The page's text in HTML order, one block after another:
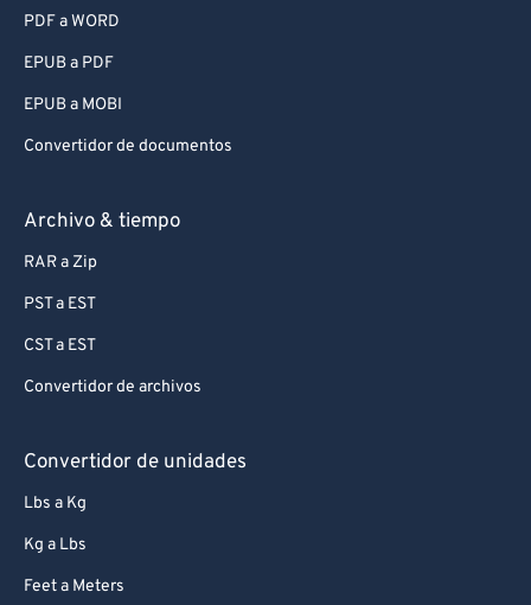
PDF a WORD
EPUB a PDF
EPUB a MOBI
Convertidor de documentos
Archivo & tiempo
RAR a Zip
PST a EST
CST a EST
Convertidor de archivos
Convertidor de unidades
Lbs a Kg
Kg a Lbs
Feet a Meters